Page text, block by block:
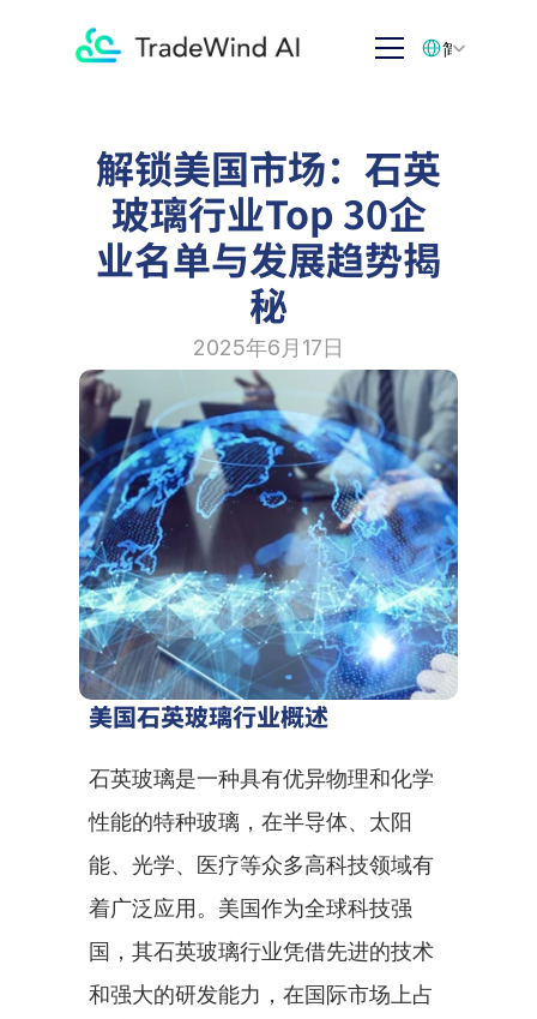
解锁美国市场：石英
玻璃行业Top 30企
业名单与发展趋势揭
秘
2025年6月17日
美国石英玻璃行业概述
石英玻璃是一种具有优异物理和化学
性能的特种玻璃，在半导体、太阳
能、光学、医疗等众多高科技领域有
着广泛应用。美国作为全球科技强
国，其石英玻璃行业凭借先进的技术
和强大的研发能力，在国际市场上占
简体中文